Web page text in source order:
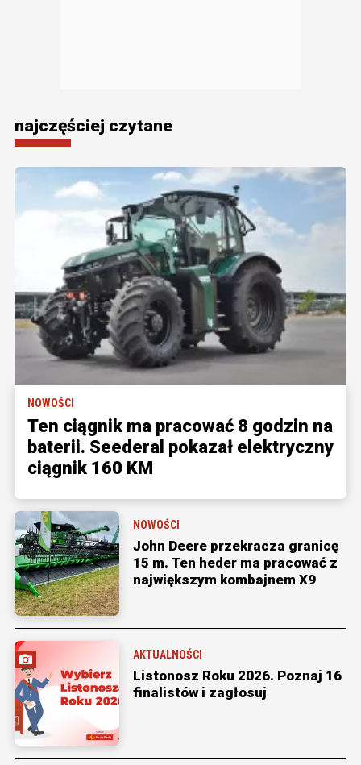
najczęściej czytane
NOWOŚCI
Ten ciągnik ma pracować 8 godzin na
baterii. Seederal pokazał elektryczny
ciągnik 160 KM
NOWOŚCI
John Deere przekracza granicę
15 m. Ten heder ma pracować z
największym kombajnem X9
AKTUALNOŚCI
Listonosz Roku 2026. Poznaj 16
finalistów i zagłosuj